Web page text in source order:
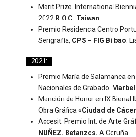
Merit Prize. International
2022 R.O.C. Taiwan
Premio Residencia Centro
Serigrafía, CPS – FIG Bilbao .
2021:
Premio María de Salamanca
Nacionales de Grabado.
Mención de Honor en IX Bienal
Obra Gráfica «Ciudad de
Accesit. Premio Int. de Arte
NUÑEZ. Betanzos. A Coruña